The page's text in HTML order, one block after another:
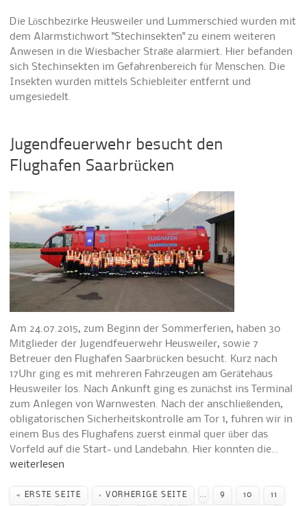
Die Löschbezirke Heusweiler und Lummerschied wurden mit
dem Alarmstichwort "Stechinsekten" zu einem weiteren
Anwesen in die Wiesbacher Straße alarmiert. Hier befanden
sich Stechinsekten im Gefahrenbereich für Menschen. Die
Insekten wurden mittels Schiebleiter entfernt und
umgesiedelt.
Jugendfeuerwehr besucht den
Flughafen Saarbrücken
Am 24.07.2015, zum Beginn der Sommerferien, haben 30
Mitglieder der Jugendfeuerwehr Heusweiler, sowie 7
Betreuer den Flughafen Saarbrücken besucht. Kurz nach
17Uhr ging es mit mehreren Fahrzeugen am Gerätehaus
Heusweiler los. Nach Ankunft ging es zunächst ins Terminal
zum Anlegen von Warnwesten. Nach der anschließenden,
obligatorischen Sicherheitskontrolle am Tor 1, fuhren wir in
einem Bus des Flughafens zuerst einmal quer über das
Vorfeld auf die Start- und Landebahn. Hier konnten die…
weiterlesen
Seiten
« ERSTE SEITE ‹ VORHERIGE SEITE … 9 10 11